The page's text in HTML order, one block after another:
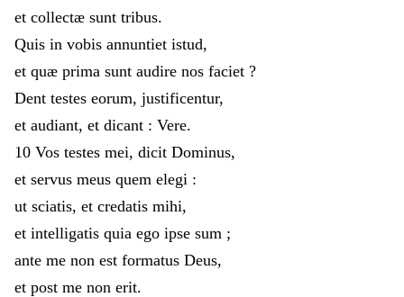
et collectæ sunt tribus.
Quis in vobis annuntiet istud,
et quæ prima sunt audire nos faciet ?
Dent testes eorum, justificentur,
et audiant, et dicant : Vere.
10 Vos testes mei, dicit Dominus,
et servus meus quem elegi :
ut sciatis, et credatis mihi,
et intelligatis quia ego ipse sum ;
ante me non est formatus Deus,
et post me non erit.